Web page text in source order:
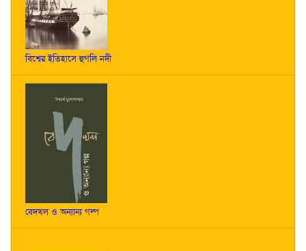
বিশ্বের ইতিহাসে হুগলি নদী
বেদখল ও অন্যান্য গল্প